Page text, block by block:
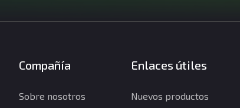
Compañía
Sobre nosotros
Enlaces útiles
Nuevos productos